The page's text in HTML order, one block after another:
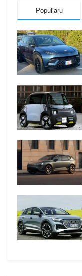
Populiaru